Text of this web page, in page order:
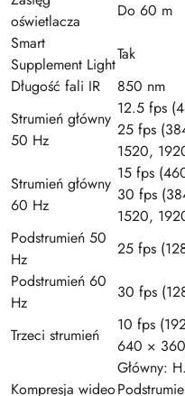
oświetlacza
Do 60 m
Smart
Supplement Light
Tak
Długość fali IR
850 nm
Strumień główny
50 Hz
12.5 fps
25 fps
1520,
Strumień główny
60 Hz
15 fps
30 fps
1520,
Podstrumień 50
Hz
25 fps
Podstrumień 60
Hz
30 fps
Trzeci strumień
10 fps
640 ×
Kompresja wideo
Główny: